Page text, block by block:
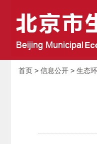
首页 > 信息公开 > 生态